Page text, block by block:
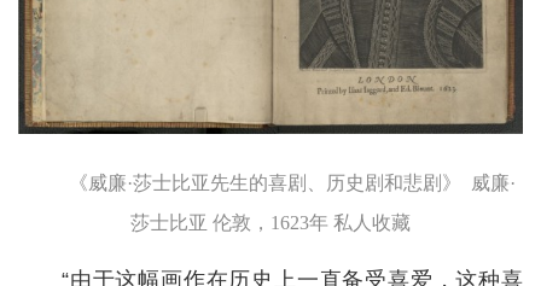
《威廉·莎士比亚先生的喜剧、历史剧和悲剧》 威廉·
莎士比亚 伦敦，1623年 私人收藏
“由于这幅画作在历史上一直备受喜爱，这种喜